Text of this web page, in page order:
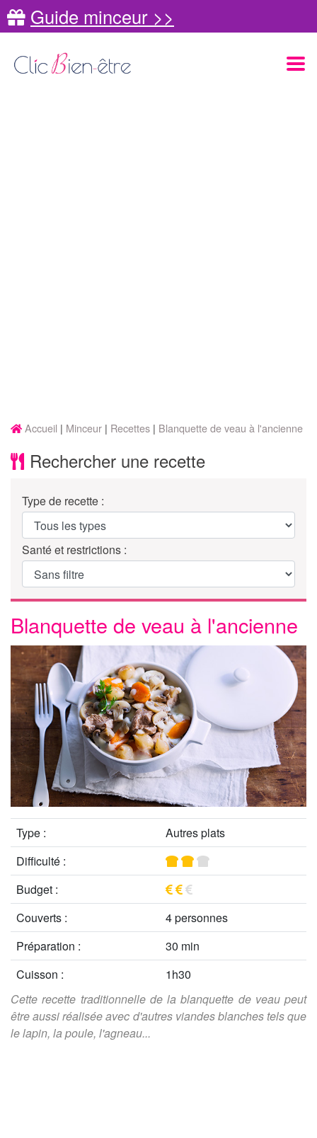
Guide minceur >>
Accueil Minceur Recettes Blanquette de veau à l'ancienne
Rechercher une recette
Type de recette :
Santé et restrictions :
Blanquette de veau à l'ancienne
Type :
Autres plats
Difficulté :
Budget :
Couverts :
4 personnes
Préparation :
30 min
Cuisson :
1h30
Cette recette traditionnelle de la blanquette de veau peut
être aussi réalisée avec d'autres viandes blanches tels que
le lapin, la poule, l'agneau...